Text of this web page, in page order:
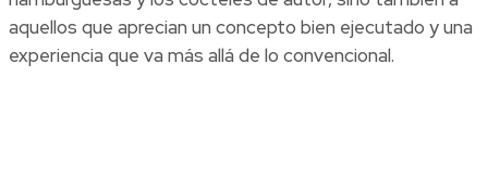
aquellos que aprecian un concepto bien ejecutado y una
experiencia que va más allá de lo convencional.